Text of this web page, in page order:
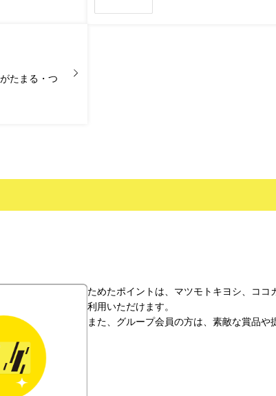
たまる・つ
ためたポイントは、マツモトキヨシ、コ
利用いただけます。
また、グループ会員の方は、素敵な賞品や